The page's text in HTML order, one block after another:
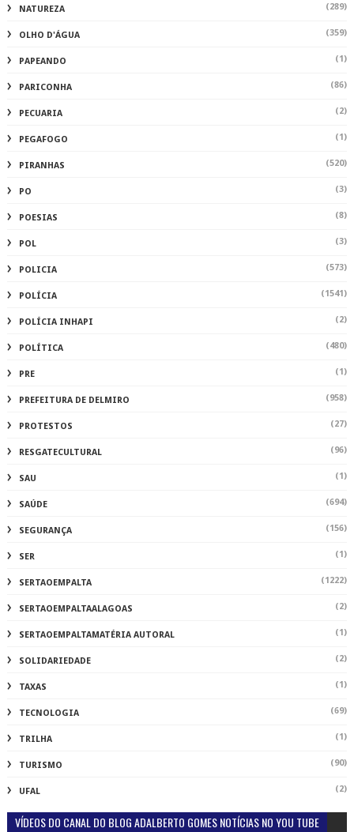
NATUREZA (289)
OLHO D'ÁGUA (359)
PAPEANDO (1)
PARICONHA (86)
PECUARIA (2)
PEGAFOGO (1)
PIRANHAS (520)
PO (3)
POESIAS (8)
POL (3)
POLICIA (573)
POLÍCIA (1541)
POLÍCIA INHAPI (2)
POLÍTICA (480)
PRE (1)
PREFEITURA DE DELMIRO (958)
PROTESTOS (27)
RESGATECULTURAL (96)
SAU (1)
SAÚDE (694)
SEGURANÇA (156)
SER (1)
SERTAOEMPALTA (1222)
SERTAOEMPALTAALAGOAS (2)
SERTAOEMPALTAMATÉRIA AUTORAL (1)
SOLIDARIEDADE (2)
TAXAS (1)
TECNOLOGIA (69)
TRILHA (1)
TURISMO (90)
UFAL (2)
VÍDEOS DO CANAL DO BLOG ADALBERTO GOMES NOTÍCIAS NO YOU TUBE